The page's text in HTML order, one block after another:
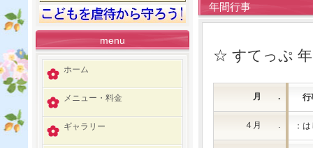
年間行事
☆ すてっぷ 年
月 . 行
４月 . ：
menu
ホーム
メニュー・料金
ギャラリー